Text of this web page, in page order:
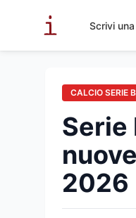
Scrivi
CALCIO SERIE B
Serie
2026